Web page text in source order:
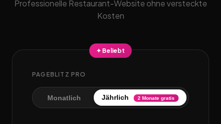
Professionelle Restaurant-Website ohne versteckte
Kosten
✦ Beliebt
PAGEBLITZ PRO
Monatlich Jährlich 2 Monate gratis